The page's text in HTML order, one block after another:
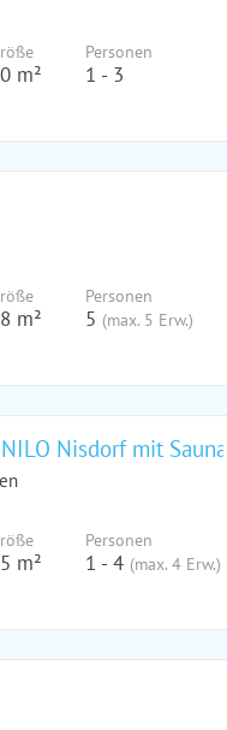
m²
Personen
1 - 3
m²
Personen
5 (max. 5 Erw.)
Nisdorf mit
m²
Personen
1 - 4 (max. 4 Erw.)